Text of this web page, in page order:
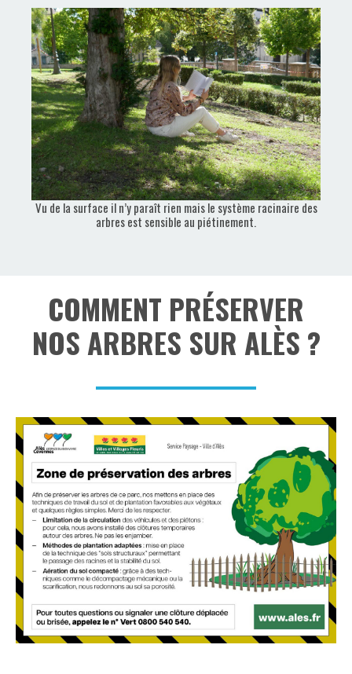
Vu de la surface il n’y paraît rien mais le système racinaire des
arbres est sensible au piétinement.
COMMENT PRÉSERVER
NOS ARBRES SUR ALÈS ?